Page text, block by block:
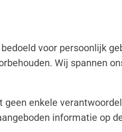
voor persoonlijk
Wij spannen
enkele
informatie op